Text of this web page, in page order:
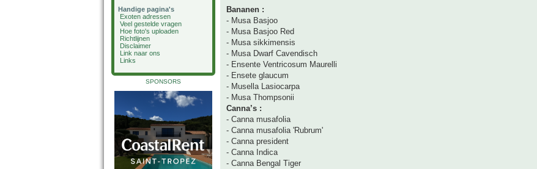
Handige pagina's
Exoten adressen
Veel gestelde vragen
Hoe foto's uploaden
Richtlijnen
Disclaimer
Link naar ons
Links
SPONSORS
Bananen :
- Musa Basjoo
- Musa Basjoo Red
- Musa sikkimensis
- Musa Dwarf Cavendisch
- Ensente Ventricosum Maurelli
- Ensete glaucum
- Musella Lasiocarpa
- Musa Thompsonii
Canna’s :
- Canna musafolia
- Canna musafolia 'Rubrum'
- Canna president
- Canna Indica
- Canna Bengal Tiger